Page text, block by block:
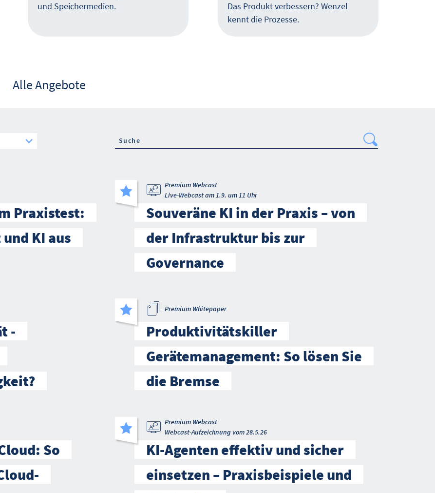
und Speichermedien.
Das Produkt verbessern? Wenzel
kennt die Prozesse.
Alle Angebote
Search
Praxistest:
KI aus
Premium Webcast
Live-Webcast am 1.9. um 11 Uhr
Souveräne KI in der Praxis – von
der Infrastruktur bis zur
Governance
-
Premium Whitepaper
Produktivitätskiller
Gerätemanagement: So lösen Sie
die Bremse
So
Premium Webcast
Webcast-Aufzeichnung vom 28.5.26
KI-Agenten effektiv und sicher
einsetzen – Praxisbeispiele und